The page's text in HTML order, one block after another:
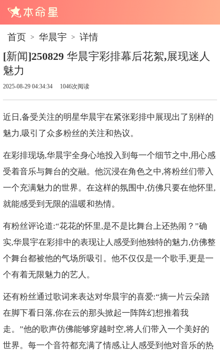
首页 > 华晨宇 > 详情
[新闻]250829 华晨宇彩排幕后花絮,展现迷人
魅力
2025-08-29 04:34:34 1046次阅读
近日,备受关注的明星华晨宇在紧张彩排中展现出了别样的
魅力,吸引了众多粉丝的关注和热议。
在彩排现场,华晨宇全身心地投入到每一个细节之中,用心感
受着音乐与舞台的交融。他沉浸在角色之中,将粉丝们带入
一个充满魅力的世界。在这样的氛围中,仿佛只要在他怀里,
就能感受到无限的温暖和热情。
有粉丝评论道:“花花的怀里,是不是比舞台上还热闹？”确
实,华晨宇在彩排中的表现让人感受到他独特的魅力,仿佛整
个舞台都被他的气场所吸引。他不仅仅是一个歌手,更是一
个有着无限魅力的艺人。
还有粉丝通过歌词来表达对华晨宇的喜爱:“摘一片云朵踏
在脚下看日落,你在云的那头掀起一阵阵幻想推着我
走。”他的歌声仿佛能够穿越时空,将人们带入一个美好的
世界。每一个音符都充满了情感,让人感受到他对音乐的热